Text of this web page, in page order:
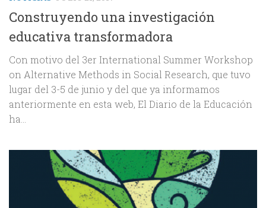
Construyendo una investigación
educativa transformadora
Con motivo del 3er International Summer Workshop
on Alternative Methods in Social Research, que tuvo
lugar del 3-5 de junio y del que ya informamos
anteriormente en esta web, El Diario de la Educación
ha...